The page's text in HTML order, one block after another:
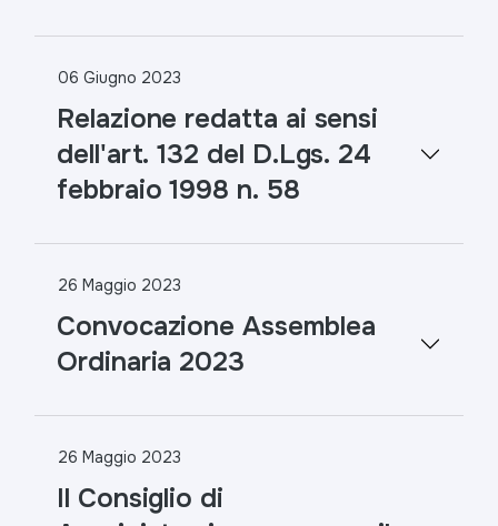
06 Giugno 2023
Relazione redatta ai sensi
dell'art. 132 del D.Lgs. 24
febbraio 1998 n. 58
26 Maggio 2023
Convocazione Assemblea
Ordinaria 2023
26 Maggio 2023
Il Consiglio di